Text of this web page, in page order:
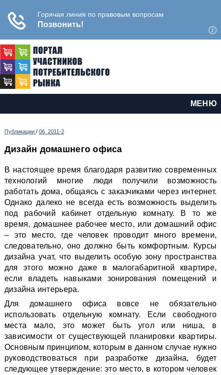
МЕНЮ
Публикации / 06_2011-2
Дизайн домашнего офиса
В настоящее время благодаря развитию современных
технологий многие люди получили возможность
работать дома, общаясь с заказчиками через интернет.
Однако далеко не всегда есть возможность выделить
под рабочий кабинет отдельную комнату. В то же
время, домашнее рабочее место, или домашний офис
– это место, где человек проводит много времени,
следовательно, оно должно быть комфортным. Курсы
дизайна учат, что выделить особую зону пространства
для этого можно даже в малогабаритной квартире,
если владеть навыками зонирования помещений и
дизайна интерьера.
Для домашнего офиса вовсе не обязательно
использовать отдельную комнату. Если свободного
места мало, это может быть угол или ниша, в
зависимости от существующей планировки квартиры.
Основным принципом, которым в данном случае нужно
руководствоваться при разработке дизайна, будет
следующее утверждение: это место, в котором человек